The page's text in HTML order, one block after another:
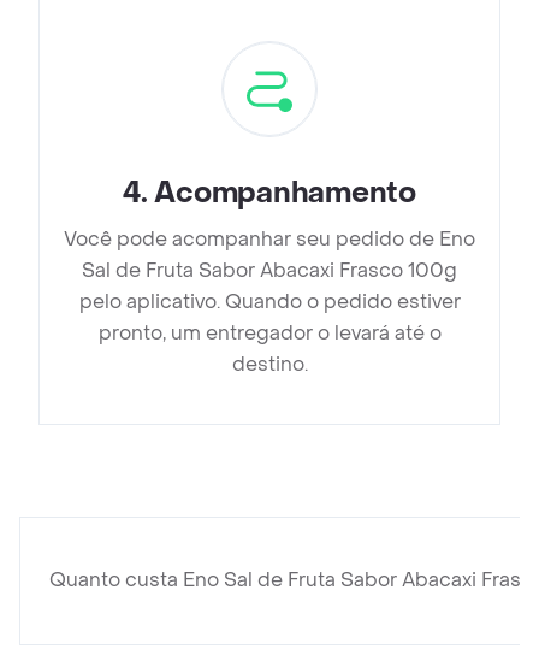
4.Acompanhamento
Você pode acompanhar seu pedido de Eno
Sal de Fruta Sabor Abacaxi Frasco 100g
pelo aplicativo. Quando o pedido estiver
pronto, um entregador o levará até o
destino.
Quanto custa Eno Sal de Fruta Sabor Abacaxi